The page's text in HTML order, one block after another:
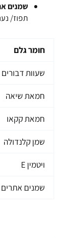
שמנים
תפוז/
חומר גלם
שעוות דבורים
חמאת שיאה
חמאת קקאו
שמן קלנדולה
ויטמין E
שמנים אתרים